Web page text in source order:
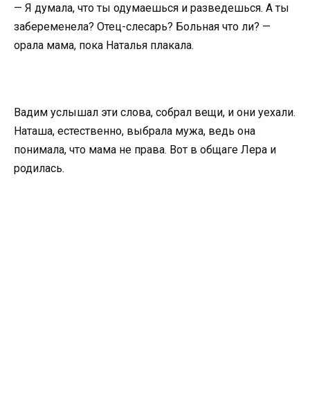
— Я думала, что ты одумаешься и разведешься. А ты
забеременела? Отец-слесарь? Больная что ли? —
орала мама, пока Наталья плакала.
Вадим услышал эти слова, собрал вещи, и они уехали.
Наташа, естественно, выбрала мужа, ведь она
понимала, что мама не права. Вот в общаге Лера и
родилась.